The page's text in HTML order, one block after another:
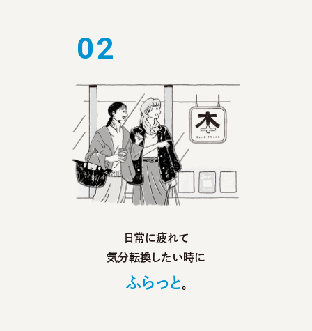
日常に疲れて
気分転換したい時に
ふらっと。